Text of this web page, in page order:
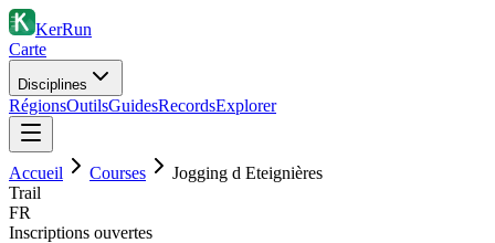
KerRun
Carte
Disciplines
RégionsOutilsGuidesRecordsExplorer
Accueil Courses
Jogging d Eteignières
Trail
FR
Inscriptions ouvertes